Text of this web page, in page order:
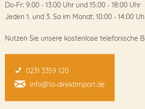
Do-Fr: 9:00 - 13:00 Uhr und 15:00 - 18:00 Uhr
Jeden 1. und 3. Sa im Monat: 10:00 - 14:00
Nutzen Sie unsere kostenlose telefonische
0231 3359 120
info@1a-direktimport.de